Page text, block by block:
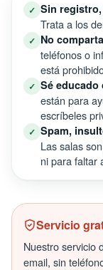
✓ Sin
Trata a los
✓ No
teléfonos o
está
✓ Sé educado
están para
escríbeles
✓ Spam,
Las salas
ni para faltar
Servicio
Nuestro servicio
email, sin